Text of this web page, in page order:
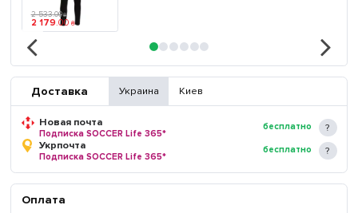
2 533.00 ₴
2 179.00 ₴
Доставка Украина Киев
Новая почта
Подписка SOCCER Life 365*
бесплатно
Укрпочта
Подписка SOCCER Life 365*
бесплатно
Оплата